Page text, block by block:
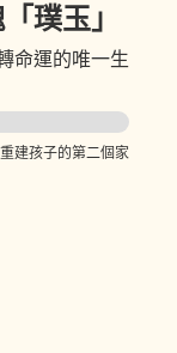
璞玉」
命運的唯一生
磨損。璞育文
耕陪伴濾除成
們一起，為這
長堡壘。
建孩子的第二個家